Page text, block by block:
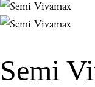
Semi